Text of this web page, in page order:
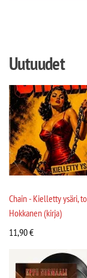
Uutuudet
Chain - Kielletty ysäri,
Hokkanen (kirja)
11,90€